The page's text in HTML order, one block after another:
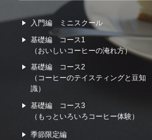
入門編 ミニスクール
基礎編 コース1
（おいしいコーヒーの淹れ方）
基礎編 コース2
（コーヒーのテイスティングと豆知
識）
基礎編 コース3
（もっといろいろコーヒー体験）
季節限定編